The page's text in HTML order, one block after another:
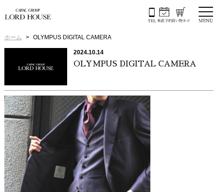
ホーム OLYMPUS DIGITAL CAMERA
2024.10.14
OLYMPUS DIGITAL CAMERA